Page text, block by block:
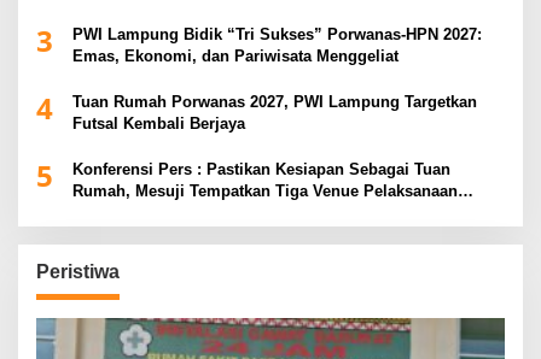
3
PWI Lampung Bidik “Tri Sukses” Porwanas-HPN 2027:
Emas, Ekonomi, dan Pariwisata Menggeliat
4
Tuan Rumah Porwanas 2027, PWI Lampung Targetkan
Futsal Kembali Berjaya
5
Konferensi Pers : Pastikan Kesiapan Sebagai Tuan
Rumah, Mesuji Tempatkan Tiga Venue Pelaksanaan
Peristiwa